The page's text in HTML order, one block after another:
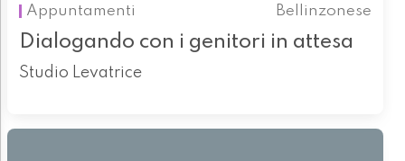
Appuntamenti
Bellinzonese
Dialogando con i genitori in attesa
Studio Levatrice